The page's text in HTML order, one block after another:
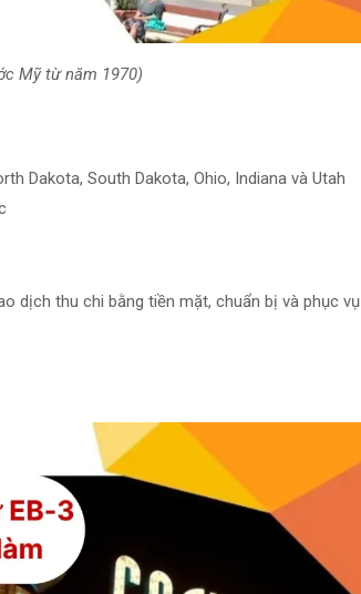
Mỹ từ năm 1970)
Dakota, South Dakota, Ohio, Indiana và Utah
dịch thu chi bằng tiền mặt, chuẩn bị và phục vụ